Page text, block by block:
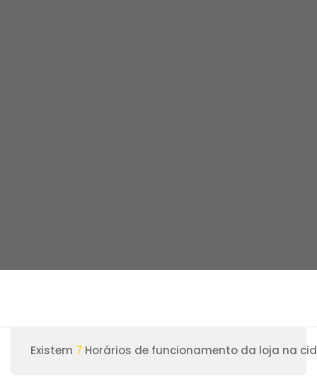
Existem 7 Horários de funcionamento da loja na